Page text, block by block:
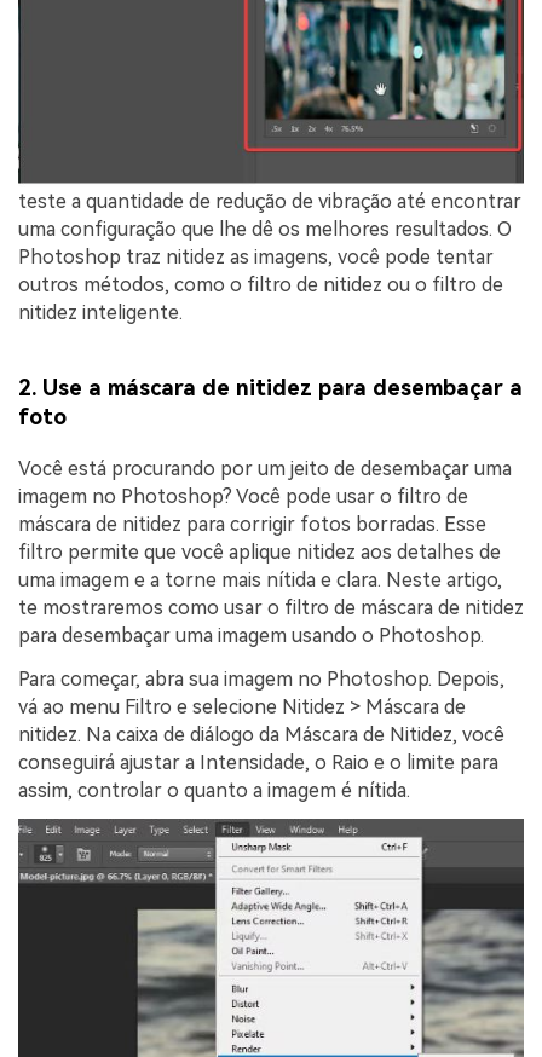
teste a quantidade de redução de vibração até encontrar
uma configuração que lhe dê os melhores resultados. O
Photoshop traz nitidez as imagens, você pode tentar
outros métodos, como o filtro de nitidez ou o filtro de
nitidez inteligente.
2. Use a máscara de nitidez para desembaçar a
foto
Você está procurando por um jeito de desembaçar uma
imagem no Photoshop? Você pode usar o filtro de
máscara de nitidez para corrigir fotos borradas. Esse
filtro permite que você aplique nitidez aos detalhes de
uma imagem e a torne mais nítida e clara. Neste artigo,
te mostraremos como usar o filtro de máscara de nitidez
para desembaçar uma imagem usando o Photoshop.
Para começar, abra sua imagem no Photoshop. Depois,
vá ao menu Filtro e selecione Nitidez > Máscara de
nitidez. Na caixa de diálogo da Máscara de Nitidez, você
conseguirá ajustar a Intensidade, o Raio e o limite para
assim, controlar o quanto a imagem é nítida.